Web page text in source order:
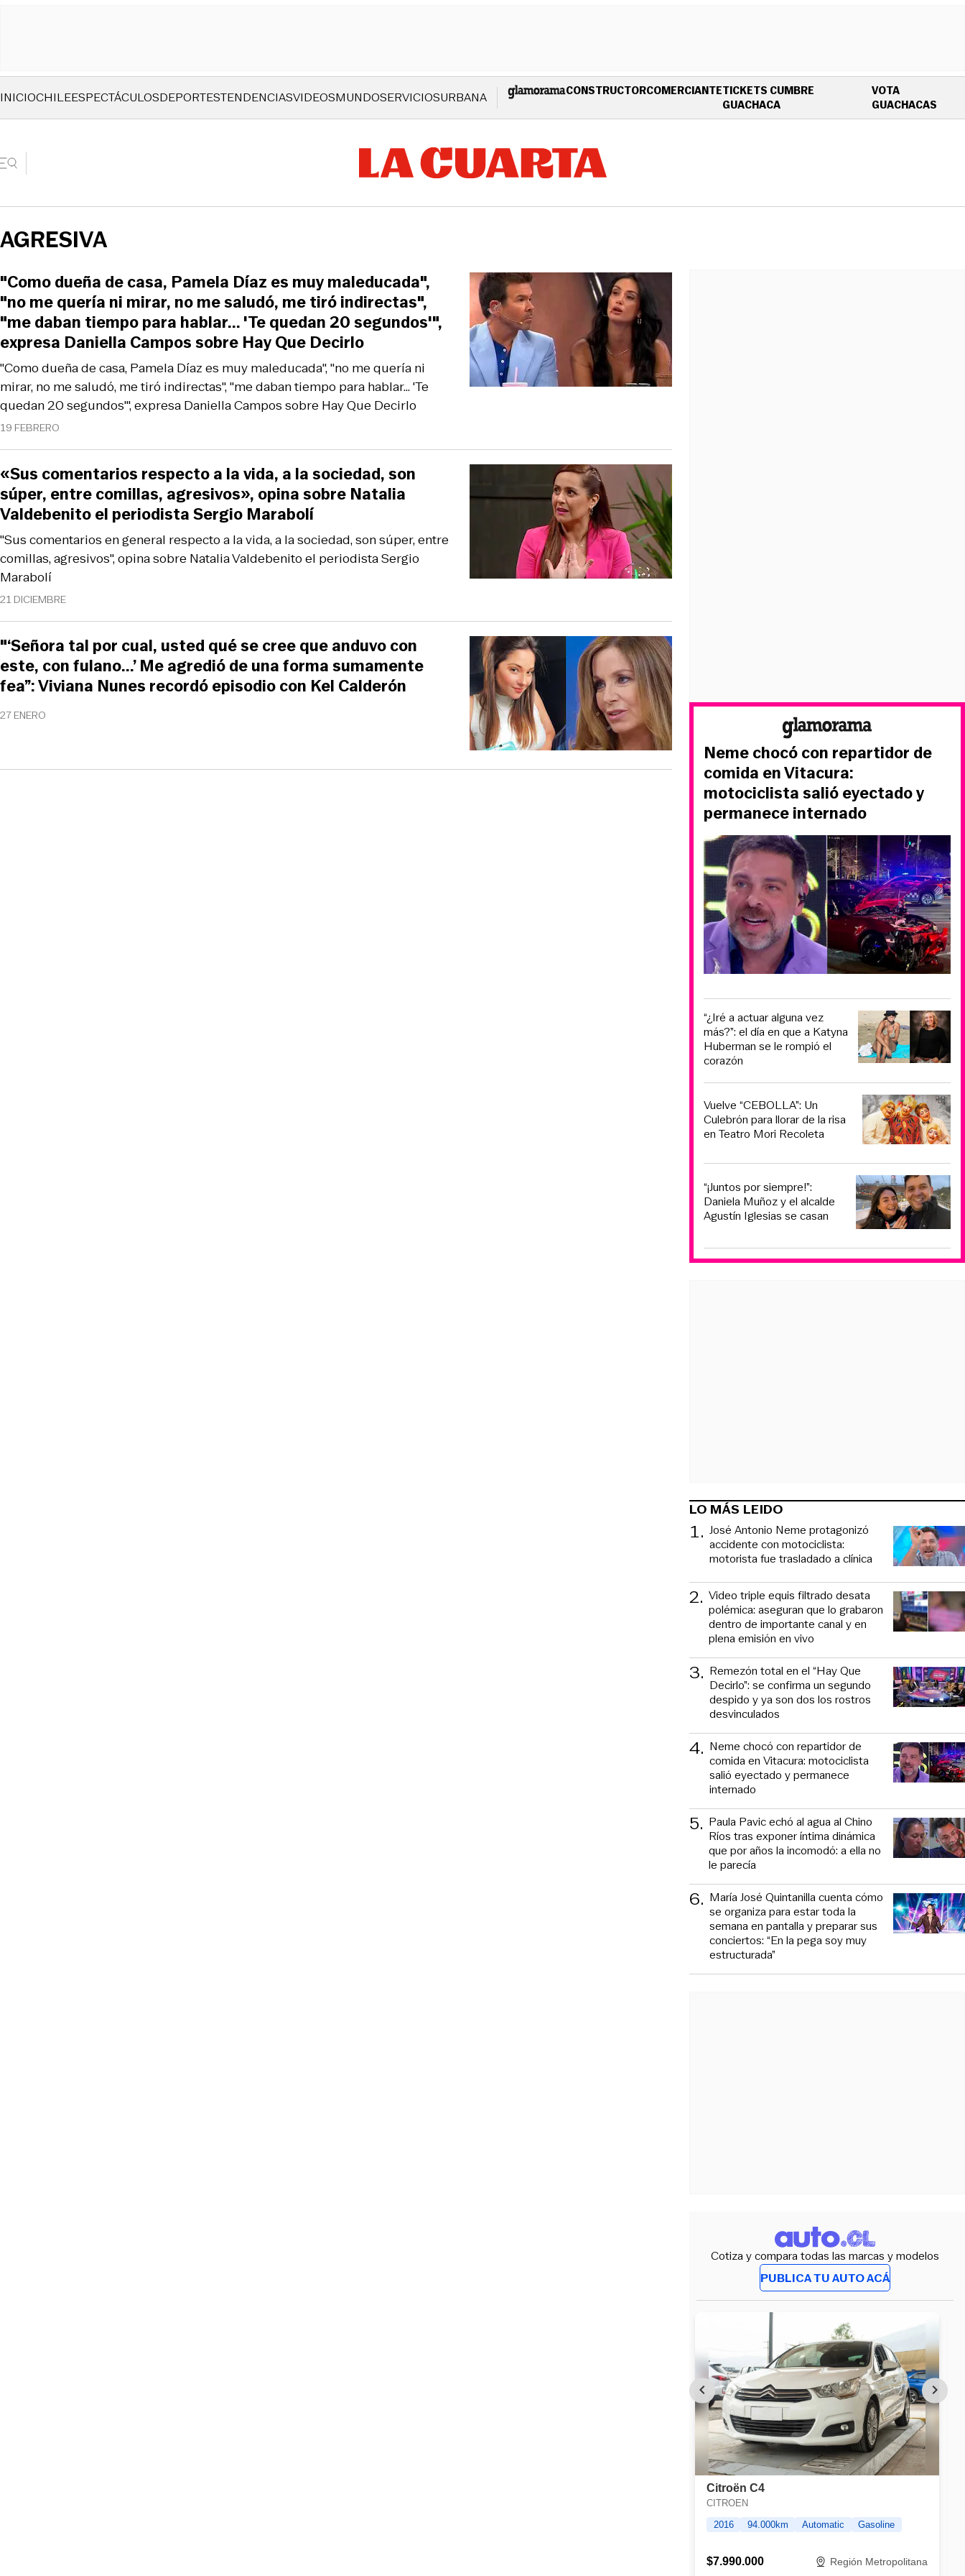
INICIOCHILEESPECTÁCULOSDEPORTESTENDENCIASVIDEOSMUNDOSERVICIOSURBANA CONSTRUCTORCOMERCIANTETICKETS CUMBRE
GUACHACAOPENS IN NEW WINDOW
VOTA
GUACHACAS
AGRESIVA
19 FEBRERO
"Como dueña de casa, Pamela Díaz es muy maleducada", "no me quería ni
mirar, no me saludó, me tiró indirectas", "me daban tiempo para hablar... 'Te
quedan 20 segundos'", expresa Daniella Campos sobre Hay Que Decirlo
"Como dueña de casa, Pamela Díaz es muy maleducada",
"no me quería ni mirar, no me saludó, me tiró indirectas",
"me daban tiempo para hablar... 'Te quedan 20 segundos'",
expresa Daniella Campos sobre Hay Que Decirlo
21 DICIEMBRE
"Sus comentarios en general respecto a la vida, a la sociedad, son súper, entre
comillas, agresivos", opina sobre Natalia Valdebenito el periodista Sergio
Marabolí
«Sus comentarios respecto a la vida, a la sociedad, son
súper, entre comillas, agresivos», opina sobre Natalia
Valdebenito el periodista Sergio Marabolí
27 ENERO
"‘Señora tal por cual, usted qué se cree que anduvo con
este, con fulano...’ Me agredió de una forma sumamente
fea”: Viviana Nunes recordó episodio con Kel Calderón
Neme chocó con repartidor de
comida en Vitacura:
motociclista salió eyectado y
permanece internado
“¿Iré a actuar alguna vez
más?”: el día en que a Katyna
Huberman se le rompió el
corazón
Vuelve “CEBOLLA”: Un
Culebrón para llorar de la risa
en Teatro Mori Recoleta
“¡Juntos por siempre!”:
Daniela Muñoz y el alcalde
Agustín Iglesias se casan
LO MÁS LEIDO
1. José Antonio Neme protagonizó
accidente con motociclista:
motorista fue trasladado a clínica
2. Video triple equis filtrado desata
polémica: aseguran que lo grabaron
dentro de importante canal y en
plena emisión en vivo
3. Remezón total en el “Hay Que
Decirlo”: se confirma un segundo
despido y ya son dos los rostros
desvinculados
4. Neme chocó con repartidor de
comida en Vitacura: motociclista
salió eyectado y permanece
internado
5. Paula Pavic echó al agua al Chino
Ríos tras exponer íntima dinámica
que por años la incomodó: a ella no
le parecía
6. María José Quintanilla cuenta cómo
se organiza para estar toda la
semana en pantalla y preparar sus
conciertos: “En la pega soy muy
estructurada”
Cotiza y compara todas las marcas y modelos
PUBLICA TU AUTO ACÁ